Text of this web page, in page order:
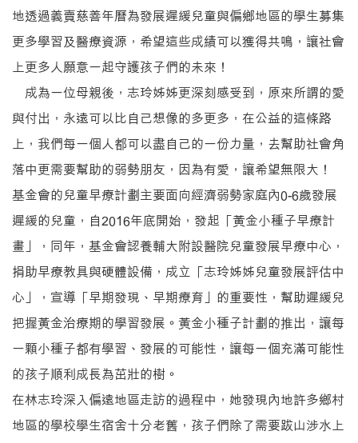
地透過義賣慈善年曆為發展遲緩兒童與偏鄉地區的學生募集
更多學習及醫療資源，希望這些成績可以獲得共鳴，讓社會
上更多人願意一起守護孩子們的未來！
成為一位母親後，志玲姊姊更深刻感受到，原來所謂的愛
與付出，永遠可以比自己想像的多更多，在公益的這條路
上，我們每一個人都可以盡自己的一份力量，去幫助社會角
落中更需要幫助的弱勢朋友，因為有愛，讓希望無限大！
基金會的兒童早療計劃主要面向經濟弱勢家庭內0-6歲發展
遲緩的兒童，自2016年底開始，發起「黃金小種子早療計
畫」，同年，基金會認養輔大附設醫院兒童發展早療中心，
捐助早療教具與硬體設備，成立「志玲姊姊兒童發展評估中
心」，宣導「早期發現、早期療育」的重要性，幫助遲緩兒
把握黃金治療期的學習發展。黃金小種子計劃的推出，讓每
一顆小種子都有學習、發展的可能性，讓每一個充滿可能性
的孩子順利成長為茁壯的樹。
在林志玲深入偏遠地區走訪的過程中，她發現內地許多鄉村
地區的學校學生宿舍十分老舊，孩子們除了需要跋山涉水上